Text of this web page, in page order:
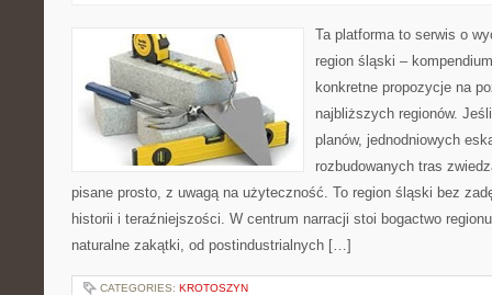
Ta platforma to serwis o
region śląski –
konkretne propozycje na
najbliższych regionów.
planów, jednodniowych
rozbudowanych tras
pisane prosto, z uwagą na użyteczność. To region śląski bez
historii i teraźniejszości. W centrum narracji stoi bogactwo
naturalne zakątki, od postindustrialnych […]
CATEGORIES: KROTOSZYN